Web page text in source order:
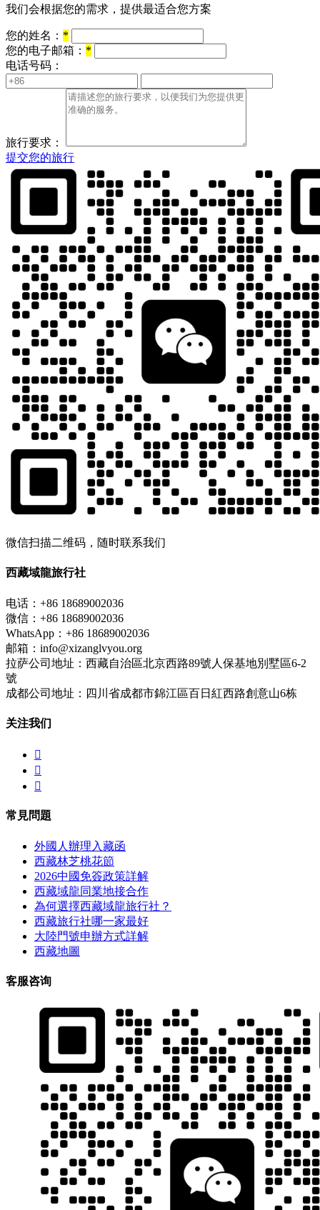
我们会根据您的需求，提供最适合您方案
您的姓名： *
您的电子邮箱： *
电话号码：
旅行要求：
提交您的旅行
微信扫描二维码，随时联系我们
西藏域龍旅行社
电话：+86 18689002036
微信：+86 18689002036
WhatsApp：+86 18689002036
邮箱：info@xizanglvyou.org
拉萨公司地址：西藏自治區北京西路89號人保基地別墅區6-2
號
成都公司地址：四川省成都市錦江區百日紅西路創意山6栋
关注我们



常見問題
外國人辦理入藏函
西藏林芝桃花節
2026中國免簽政策詳解
西藏域龍同業地接合作
為何選擇西藏域龍旅行社？
西藏旅行社哪一家最好
大陸門號申辦方式詳解
西藏地圖
客服咨询